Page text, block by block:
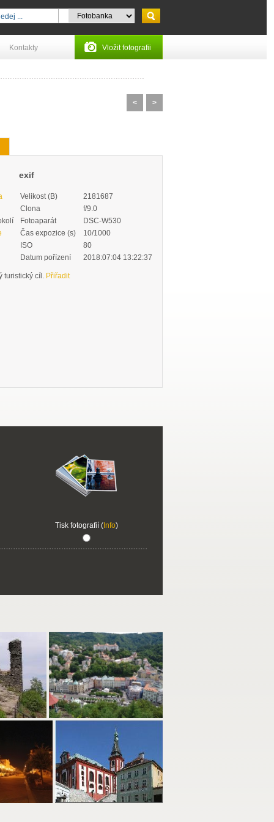
Kontakty Vložit fotografii
< >
exif
Velikost (B)
2181687
Clona
f/9.0
Fotoaparát
DSC-W530
Čas expozice (s)
10/1000
ISO
80
Datum pořízení
2018:07:04 13:22:37
turistický cíl. Přiřadit
Tisk fotografií (Info)